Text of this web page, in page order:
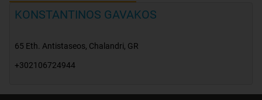
KONSTANTINOS GAVAKOS
65 Eth. Antistaseos, Chalandri, GR
+302106724944